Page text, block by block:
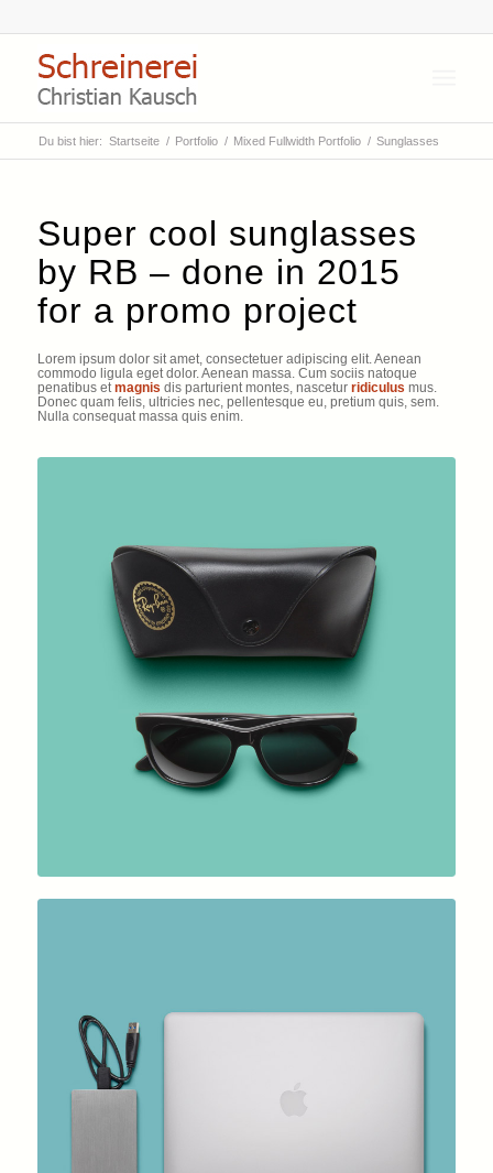
Du bist hier: Startseite / Portfolio / Mixed Fullwidth Portfolio / Sunglasses
Super cool sunglasses
by RB – done in 2015
for a promo project
Lorem ipsum dolor sit amet, consectetuer adipiscing elit. Aenean
commodo ligula eget dolor. Aenean massa. Cum sociis natoque
penatibus etmagnis dis parturient montes, nascetur ridiculus mus.
Donec quam felis, ultricies nec, pellentesque eu, pretium quis, sem.
Nulla consequat massa quis enim.